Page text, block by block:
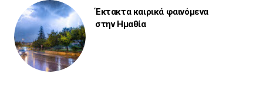
Έκτακτα καιρικά φαινόμενα
στην Ημαθία